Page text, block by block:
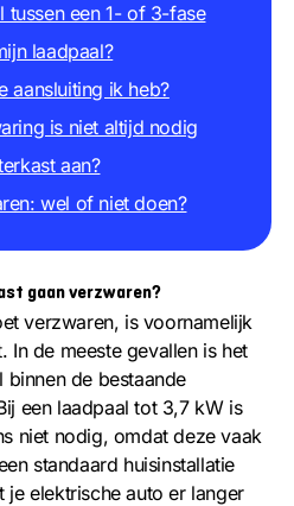
tussen een 1- of 3-fase
laadpaal?
aansluiting ik heb?
is niet altijd nodig
aan?
wel of niet doen?
gaan verzwaren?
verzwaren, is voornamelijk
In de meeste gevallen is het
binnen de bestaande
een laadpaal tot 3,7 kW is
niet nodig, omdat deze vaak
standaard huisinstallatie
je elektrische auto er langer